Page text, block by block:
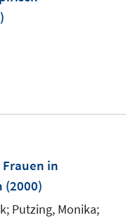
in
(2000)
Putzing, Monika;